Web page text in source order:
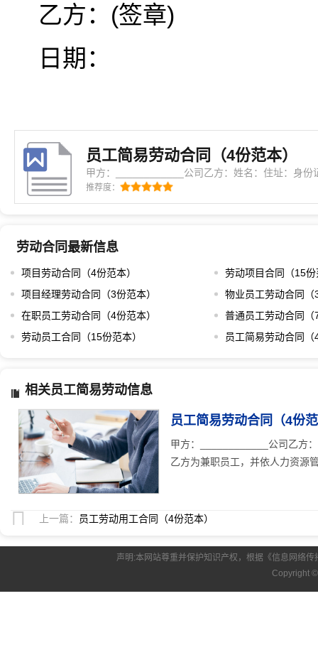
乙方：(签章)
日期：
员工简易劳动合同（4份范本）
甲方：____________公司乙方：姓名：住址：身份
____月____日起录用乙方为兼职员工，并依人力资
理。二、甲乙双方经共同协议并取…
推荐度：
劳动合同最新信息
项目劳动合同（4份范本）
劳动项目合同（15
项目经理劳动合同（3份范本）
物业员工劳动合同（
在职员工劳动合同（4份范本）
普通员工劳动合同（
劳动员工合同（15份范本）
员工简易劳动合同（
相关员工简易劳动信息
员工简易劳动合同（4份
甲方：____________公司乙方
乙方为兼职员工，并依人力资源
上一篇： 员工劳动用工合同（4份范本）
声明:本网站尊重并保护知识产权，根据《信息网络
Copyright